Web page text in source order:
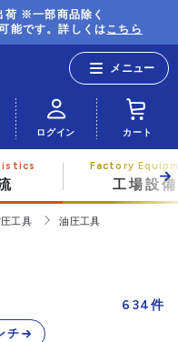
荷 ※一部商品除く
能です。詳しくはこちら
ログイン カート
工場設備
工具 油圧工具
634件
チ